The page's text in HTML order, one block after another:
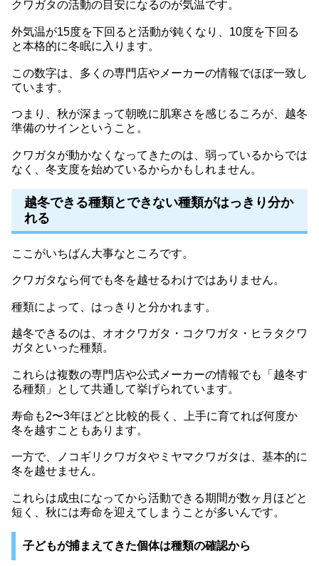
クワガタの活動の目安になるのが気温です。
外気温が15度を下回ると活動が鈍くなり、10度を下回る
と本格的に冬眠に入ります。
この数字は、多くの専門店やメーカーの情報でほぼ一致し
ています。
つまり、秋が深まって朝晩に肌寒さを感じるころが、越冬
準備のサインということ。
クワガタが動かなくなってきたのは、弱っているからでは
なく、冬支度を始めているからかもしれません。
越冬できる種類とできない種類がはっきり分か
れる
ここがいちばん大事なところです。
クワガタなら何でも冬を越せるわけではありません。
種類によって、はっきりと分かれます。
越冬できるのは、オオクワガタ・コクワガタ・ヒラタクワ
ガタといった種類。
これらは複数の専門店や公式メーカーの情報でも「越冬す
る種類」として共通して挙げられています。
寿命も2〜3年ほどと比較的長く、上手に育てれば何度か
冬を越すこともあります。
一方で、ノコギリクワガタやミヤマクワガタは、基本的に
冬を越せません。
これらは成虫になってから活動できる期間が数ヶ月ほどと
短く、秋には寿命を迎えてしまうことが多いんです。
子どもが捕まえてきた個体は種類の確認から